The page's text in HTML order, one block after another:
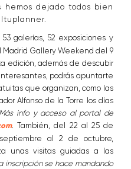
hemos dejado todos bien
53 galerías, 52 exposiciones y
Gallery Weekend del 9
edición, además de descubir
podrás apuntarte
que organizan, como las
Alfonso de la Torre los días
Más info y acceso al portal de
. También, del 22 al 25 de
al 2 de octubre,
unas visitas guiadas a las
inscripción se hace mandando